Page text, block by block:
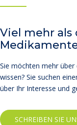
Viel mehr als
Sie möchten mehr über
wissen? Sie suchen
über Ihr Interesse und
SCHREIBEN SIE